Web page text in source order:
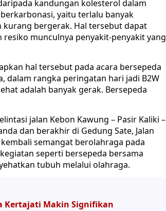
kandungan kolesterol dalam
yaitu terlalu banyak
bergerak. Hal tersebut dapat
munculnya penyakit-penyakit yang
hal tersebut pada acara bersepeda
dalam rangka peringatan hari jadi B2W
adalah banyak gerak. Bersepeda
jalan Kebon Kawung – Pasir Kaliki –
dan berakhir di Gedung Sate, Jalan
semangat berolahraga pada
seperti bersepeda bersama
tubuh melalui olahraga.
Kertajati Makin Signifikan